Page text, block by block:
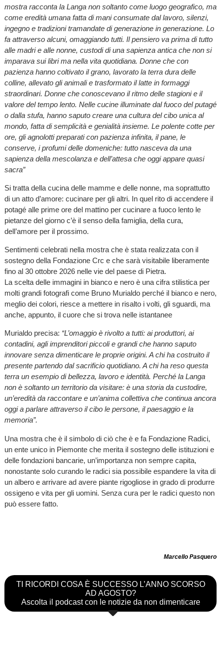
mostra racconta la Langa non soltanto come luogo geografico, ma
come eredità umana fatta di mani consumate dal lavoro, silenzi,
ingegno e tradizioni tramandate di generazione in generazione. Lo
fa attraverso alcuni, omaggiando tutti. Il pensiero va prima di tutto
alle madri e alle nonne, custodi di una sapienza antica che non si
imparava sui libri ma nella vita quotidiana. Donne che con
pazienza hanno coltivato il grano, lavorato la terra dura delle
colline, allevato gli animali e trasformato il latte in formaggi
straordinari. Donne che conoscevano il ritmo delle stagioni e il
valore del tempo lento. Nelle cucine illuminate dal fuoco del putagé
o dalla stufa, hanno saputo creare una cultura del cibo unica al
mondo, fatta di semplicità e genialità insieme. Le polente cotte per
ore, gli agnolotti preparati con pazienza infinita, il pane, le
conserve, i profumi delle domeniche: tutto nasceva da una
sapienza della mescolanza e dell’attesa che oggi appare quasi
sacra”
Si tratta della cucina delle mamme e delle nonne, ma soprattutto
di un atto d’amore: cucinare per gli altri. In quel rito di accendere il
potagé alle prime ore del mattino per cucinare a fuoco lento le
pietanze del giorno c’è il senso della famiglia, della cura,
dell’amore per il prossimo.
Sentimenti celebrati nella mostra che è stata realizzata con il
sostegno della Fondazione Crc e che sarà visitabile liberamente
fino al 30 ottobre 2026 nelle vie del paese di Pietra.
La scelta delle immagini in bianco e nero è una cifra stilistica per
molti grandi fotografi come Bruno Murialdo perché il bianco e nero,
meglio dei colori, riesce a mettere in risalto i volti, gli sguardi, ma
anche, appunto, il cuore che si trova nelle istantanee
Murialdo precisa: “L’omaggio è rivolto a tutti: ai produttori, ai
contadini, agli imprenditori piccoli e grandi che hanno saputo
innovare senza dimenticare le proprie origini. A chi ha costruito il
presente partendo dal sacrificio quotidiano. A chi ha reso questa
terra un esempio di bellezza, lavoro e identità. Perché la Langa
non è soltanto un territorio da visitare: è una storia da custodire,
un’eredità da raccontare e un’anima collettiva che continua ancora
oggi a parlare attraverso il cibo le persone, il paesaggio e la
memoria”.
Una mostra che è il simbolo di ciò che è e fa Fondazione Radici,
un ente unico in Piemonte che merita il sostegno delle istituzioni e
delle fondazioni bancarie, un’importanza non sempre capita,
nonostante solo curando le radici sia possibile espandere la vita di
un albero e arrivare ad avere piante rigogliose in grado di produrre
ossigeno e vita per gli uomini. Senza cura per le radici questo non
può essere fatto.
Marcello Pasquero
TI RICORDI COSA È SUCCESSO L’ANNO SCORSO
AD AGOSTO?
Ascolta il podcast con le notizie da non dimenticare